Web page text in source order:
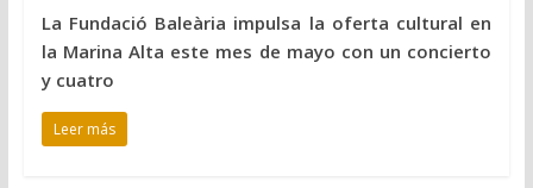
La Fundació Baleària impulsa la oferta cultural en
la Marina Alta este mes de mayo con un concierto
y cuatro
Leer más